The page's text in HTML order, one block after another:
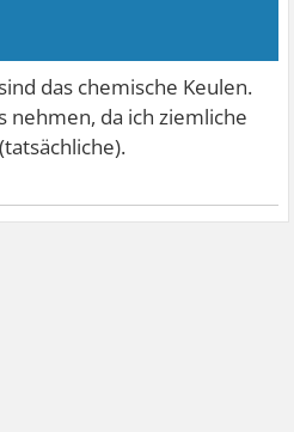
das chemische Keulen.
nehmen, da ich ziemliche